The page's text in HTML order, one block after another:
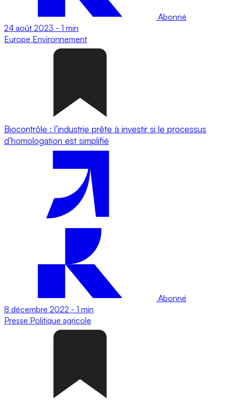
Abonné
24 août 2023 - 1 min
Europe Environnement
Biocontrôle : l’industrie prête à investir si le processus
d’homologation est simplifié
Abonné
8 décembre 2022 - 1 min
Presse Politique agricole